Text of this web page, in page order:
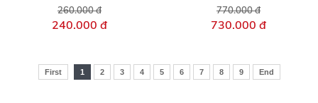
260.000 đ
240.000 đ
770.000 đ
730.000 đ
First 1 2 3 4 5 6 7 8 9 End